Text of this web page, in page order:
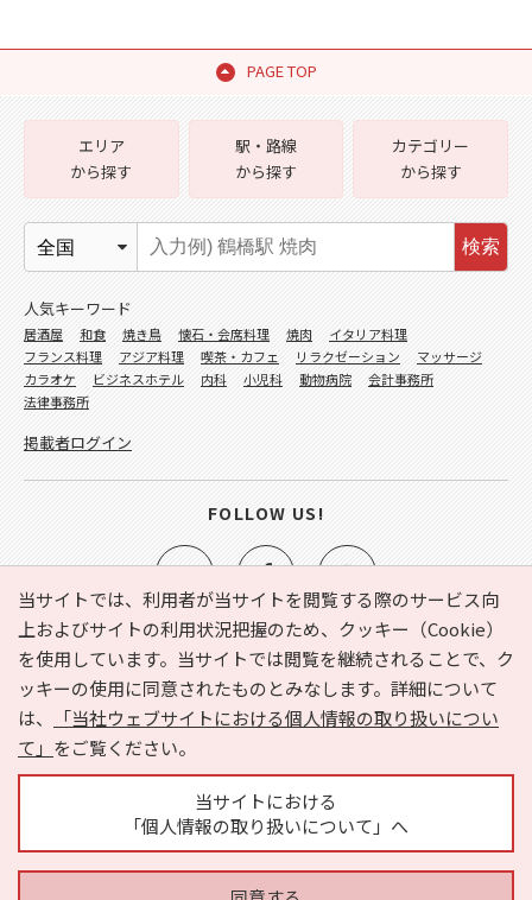
PAGE TOP
当サイトでは、利用者が当サイトを閲覧する際のサービス向
上およびサイトの利用状況把握のため、クッキー（Cookie）
を使用しています。当サイトでは閲覧を継続されることで、ク
ッキーの使用に同意されたものとみなします。詳細について
は、
「当社ウェブサイトにおける個人情報の取り扱いについ
て」 をご覧ください。
当サイトにおける
「個人情報の取り扱いについて」へ
e-NAVITA（イーナビタ）とは？ お気に入り
ヘルプ
利用規約
個人情報の取り扱いについて
運営会社
サイトマップ
広告掲載に関するお問い合わせ
エリア
から探す
駅・路線
から探す
カテゴリー
から探す
検索
人気キーワード
居酒屋 和食 焼き鳥 懐石・会席料理 焼肉
イタリア料理
フランス料理
アジア料理 喫茶・カフェ リラクゼーション
マッサージ
カラオケ
ビジネスホテル 内科 小児科 動物病院
会計事務所
法律事務所
掲載者ログイン
FOLLOW US!